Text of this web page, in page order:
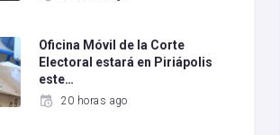
Oficina Móvil de la Corte
Electoral estará en Piriápolis
este…
20 horas ago